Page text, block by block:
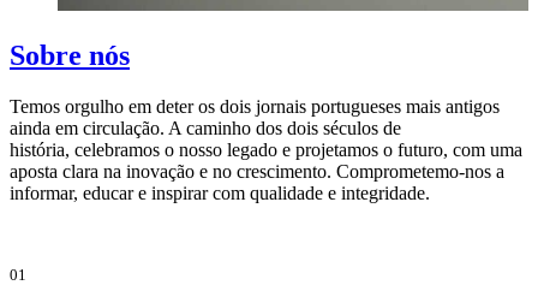
Sobre nós
Temos orgulho em deter os dois jornais portugueses mais antigos
ainda em circulação. A caminho dos dois séculos de
história, celebramos o nosso legado e projetamos o futuro, com uma
aposta clara na inovação e no crescimento. Comprometemo-nos a
informar, educar e inspirar com qualidade e integridade.
01